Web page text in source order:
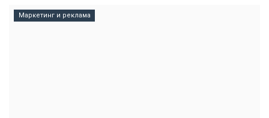
Маркетинг и реклама